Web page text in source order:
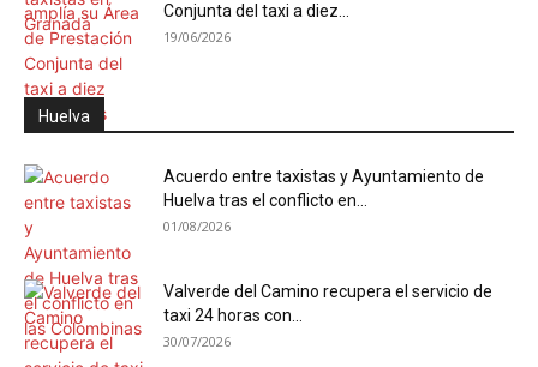
Conjunta del taxi a diez...
19/06/2026
Huelva
Acuerdo entre taxistas y Ayuntamiento de
Huelva tras el conflicto en...
01/08/2026
Valverde del Camino recupera el servicio de
taxi 24 horas con...
30/07/2026